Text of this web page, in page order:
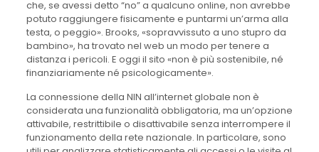
che, se avessi detto “no” a qualcuno online, non avrebbe
potuto raggiungere fisicamente e puntarmi un’arma alla
testa, o peggio». Brooks, «sopravvissuto a uno stupro da
bambino», ha trovato nel web un modo per tenere a
distanza i pericoli. E oggi il sito «non è più sostenibile, né
finanziariamente né psicologicamente».
La connessione della NIN all’internet globale non è
considerata una funzionalità obbligatoria, ma un’opzione
attivabile, restrittibile o disattivabile senza interrompere il
funzionamento della rete nazionale. In particolare, sono